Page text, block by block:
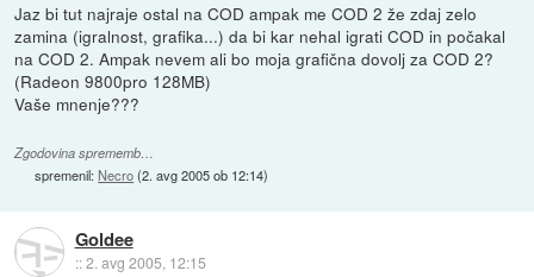
Jaz bi tut najraje ostal na COD ampak me COD 2 že zdaj zelo
zamina (igralnost, grafika...) da bi kar nehal igrati COD in počakal
na COD 2. Ampak nevem ali bo moja grafična dovolj za COD 2?
(Radeon 9800pro 128MB)
Vaše mnenje???
Zgodovina sprememb…
spremenil:Necro(2. avg 2005 ob 12:14)
Goldee
::2. avg 2005, 12:15